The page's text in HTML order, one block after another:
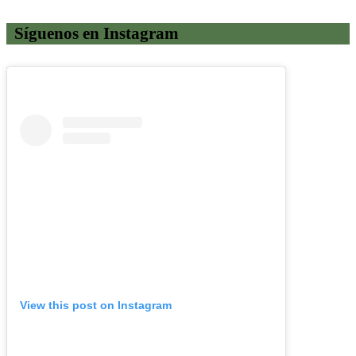
Síguenos en Instagram
View this post on Instagram